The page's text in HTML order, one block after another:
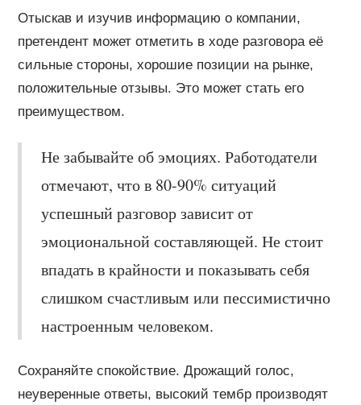
Отыскав и изучив информацию о компании,
претендент может отметить в ходе разговора её
сильные стороны, хорошие позиции на рынке,
положительные отзывы. Это может стать его
преимуществом.
Не забывайте об эмоциях. Работодатели
отмечают, что в 80-90% ситуаций
успешный разговор зависит от
эмоциональной составляющей. Не стоит
впадать в крайности и показывать себя
слишком счастливым или пессимистично
настроенным человеком.
Сохраняйте спокойствие. Дрожащий голос,
неуверенные ответы, высокий тембр производят